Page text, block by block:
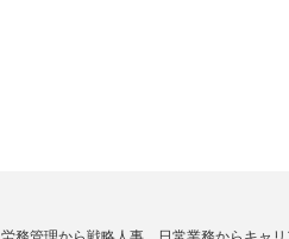
労務管理から戦略人事、日常業務からキャ